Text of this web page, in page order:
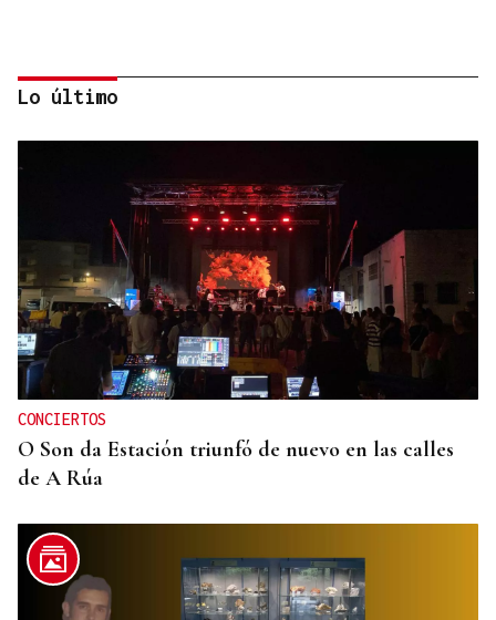
FESTIVAL INTERNACIONAL
Vilariño de Conso despide el XI ViBoMask
Lo último
CONCIERTOS
O Son da Estación triunfó de nuevo en las calles
de A Rúa